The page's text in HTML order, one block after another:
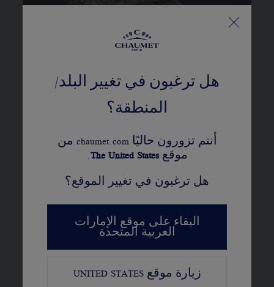
هل ترغبون في تغيير البلد/
المنطقة؟
أنتم تزورون حاليًا chaumet.com من
موقع TheUnited States
.
هل ترغبون في تغيير الموقع؟
البقاء على موقع الإمارات
العربية المتحدة
زيارة موقعUNITED STATES
الفصل الثالث
فلاورز
Le Jardin de Chaumet « لو جاردان دو شوميه » ساحرة بقدر ما هي
واسعة. وراء المروج التي تطوّق الغابة، يصادف المُتنزِه الأزهار
بأنواعها الأربعة: بنفسج الثالوث والتوليب والسوسن واللُوف.